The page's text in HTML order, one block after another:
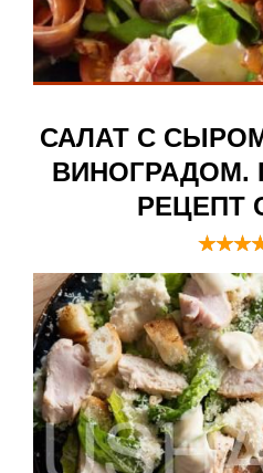
САЛАТ С
РЕЦЕПТ